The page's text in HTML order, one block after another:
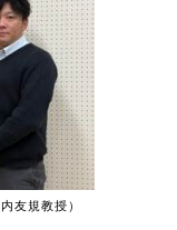
規教授）